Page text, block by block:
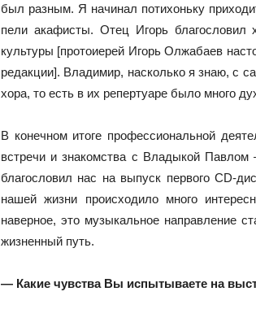
был разным. Я начинал потихоньку
пели акафисты. Отец Игорь благословил
культуры [протоиерей Игорь Олжабаев
редакции]. Владимир, насколько я знаю, с
хора, то есть в их репертуаре было много
В конечном итоге профессиональной
встречи и знакомства с Владыкой
благословил нас на выпуск первого СD-
нашей жизни происходило много
наверное, это музыкальное направление
жизненный путь.
— Какие чувства Вы испытываете на